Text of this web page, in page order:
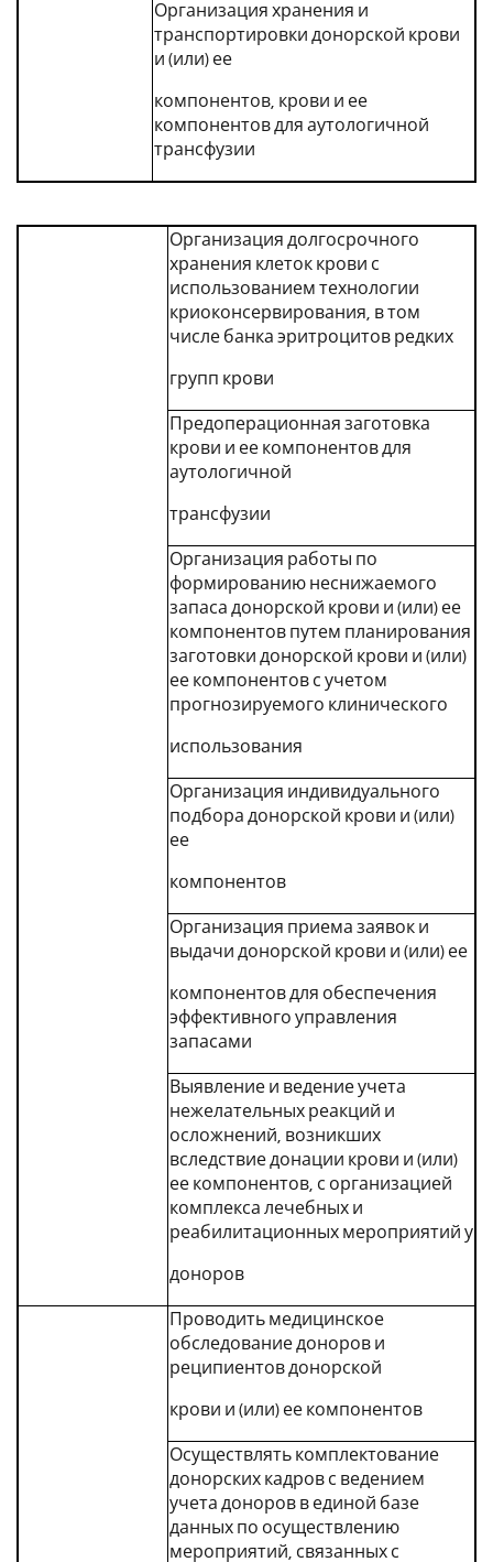
Организация хранения и
транспортировки донорской крови
и (или) ее
компонентов, крови и ее
компонентов для аутологичной
трансфузии
Организация долгосрочного
хранения клеток крови с
использованием технологии
криоконсервирования, в том
числе банка эритроцитов редких
групп крови
Предоперационная заготовка
крови и ее компонентов для
аутологичной
трансфузии
Организация работы по
формированию неснижаемого
запаса донорской крови и (или) ее
компонентов путем планирования
заготовки донорской крови и (или)
ее компонентов с учетом
прогнозируемого клинического
использования
Организация индивидуального
подбора донорской крови и (или)
ее
компонентов
Организация приема заявок и
выдачи донорской крови и (или) ее
компонентов для обеспечения
эффективного управления
запасами
Выявление и ведение учета
нежелательных реакций и
осложнений, возникших
вследствие донации крови и (или)
ее компонентов, с организацией
комплекса лечебных и
реабилитационных мероприятий у
доноров
Проводить медицинское
обследование доноров и
реципиентов донорской
крови и (или) ее компонентов
Осуществлять комплектование
донорских кадров с ведением
учета доноров в единой базе
данных по осуществлению
мероприятий, связанных с